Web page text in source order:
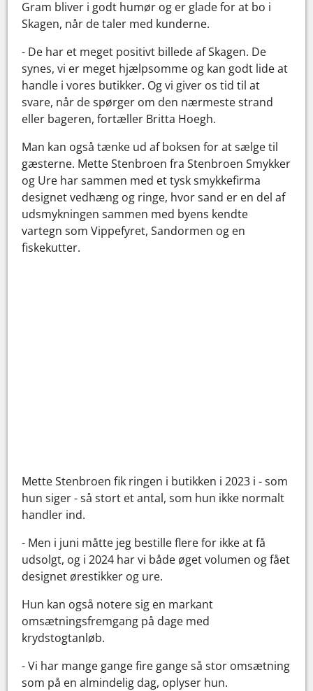
Gram bliver i godt humør og er glade for at bo i
Skagen, når de taler med kunderne.
- De har et meget positivt billede af Skagen. De
synes, vi er meget hjælpsomme og kan godt lide at
handle i vores butikker. Og vi giver os tid til at
svare, når de spørger om den nærmeste strand
eller bageren, fortæller Britta Hoegh.
Man kan også tænke ud af boksen for at sælge til
gæsterne. Mette Stenbroen fra Stenbroen Smykker
og Ure har sammen med et tysk smykkefirma
designet vedhæng og ringe, hvor sand er en del af
udsmykningen sammen med byens kendte
vartegn som Vippefyret, Sandormen og en
fiskekutter.
Mette Stenbroen fik ringen i butikken i 2023 i - som
hun siger - så stort et antal, som hun ikke normalt
handler ind.
- Men i juni måtte jeg bestille flere for ikke at få
udsolgt, og i 2024 har vi både øget volumen og fået
designet ørestikker og ure.
Hun kan også notere sig en markant
omsætningsfremgang på dage med
krydstogtanløb.
- Vi har mange gange fire gange så stor omsætning
som på en almindelig dag, oplyser hun.